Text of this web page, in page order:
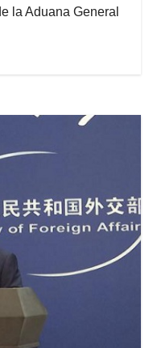
la Aduana General